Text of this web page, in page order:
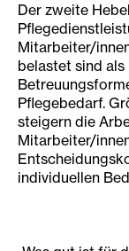
Der zweite
Mitarbeiter/
belastet sind als
Pflege­bedarf.
steigern die
Mitarbeiter/
individuellen